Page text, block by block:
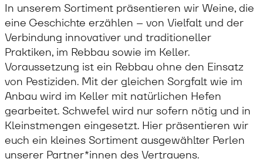
In unserem Sortiment präsentieren wir Weine, die
eine Geschichte erzählen – von Vielfalt und der
Verbindung innovativer und traditioneller
Praktiken, im Rebbau sowie im Keller.
Voraussetzung ist ein Rebbau ohne den Einsatz
von Pestiziden. Mit der gleichen Sorgfalt wie im
Anbau wird im Keller mit natürlichen Hefen
gearbeitet. Schwefel wird nur sofern nötig und in
Kleinstmengen eingesetzt. Hier präsentieren wir
euch ein kleines Sortiment ausgewählter Perlen
unserer Partner*innen des Vertrauens.